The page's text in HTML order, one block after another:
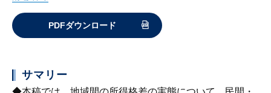
PDFダウンロード
サマリー